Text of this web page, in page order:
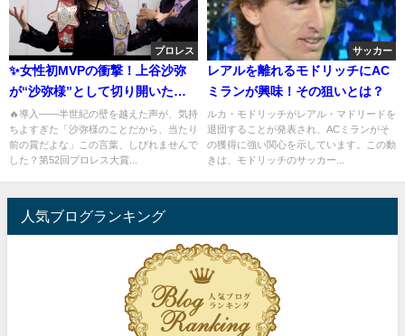
プロレス
✨女性初MVPの衝撃！上谷沙弥
が“沙弥様”として切り開いたプ
ロレス新時代
🔥導入——半世紀の壁を越えた声が、気持
ちよすぎた「沙弥様のことだから、当たり
前の賞だよな」この言葉、しびれませんで
した？第52回プロレス大賞...
サッカー
レアルを離れるモドリッチにAC
ミランが興味！その狙いとは？
ルカ・モドリッチがレアル・マドリードを
退団することが発表され、ACミランがそ
の獲得に強い関心を示しています。この動
きは、モドリッチのサッカー...
人気ブログランキング